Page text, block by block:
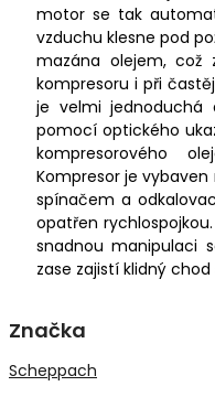
motor se tak
vzduchu klesne pod
mazána olejem, což
kompresoru i při
je velmi jednoduchá
pomocí optického
kompresorového
Kompresor je
spínačem a
opatřen
snadnou manipulaci
zase zajistí klidný chod
Značka
Scheppach